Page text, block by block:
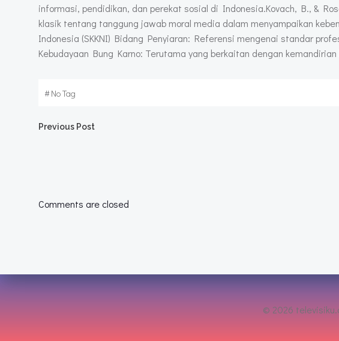
informasi, pendidikan, dan perekat sosial di Indonesia.Kovach, B., &
klasik tentang tanggung jawab moral media dalam menyampaikan
Indonesia (SKKNI) Bidang Penyiaran: Referensi mengenai standar
Kebudayaan Bung Karno: Terutama yang berkaitan dengan
#No Tag
Post
Previous Post
Comments are closed
© 2026